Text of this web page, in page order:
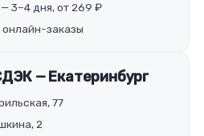
3–4 дня, от 269 ₽
заказы
— Екатеринбург
77
2